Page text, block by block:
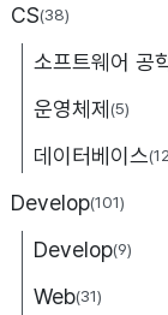
CS(38)
소프트웨어 공
운영체제(5)
데이터베이스
Develop(101)
Develop(9)
Web(31)